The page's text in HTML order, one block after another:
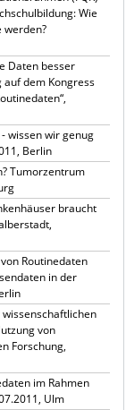
Wie
werden?
Daten besser
auf dem Kongress
wissen wir genug
Berlin
Tumorzentrum
braucht
Routinedaten
in der
wissenschaftlichen
von
Forschung,
im Rahmen
Ulm